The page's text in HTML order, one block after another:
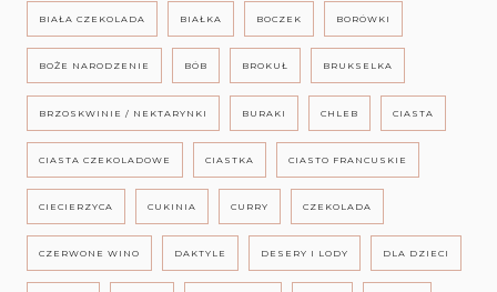
BIAŁA CZEKOLADA BIAŁKA BOCZEK BORÓWKI
BOŻE NARODZENIE BÓB BROKUŁ BRUKSELKA
BRZOSKWINIE / NEKTARYNKI BURAKI CHLEB CIASTA
CIASTA CZEKOLADOWE CIASTKA CIASTO FRANCUSKIE
CIECIERZYCA CUKINIA CURRY CZEKOLADA
CZERWONE WINO DAKTYLE DESERY I LODY DLA DZIECI